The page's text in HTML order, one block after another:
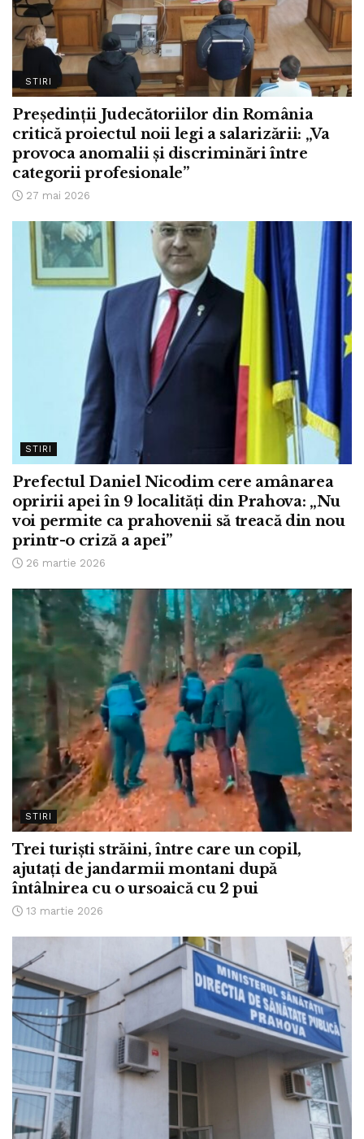
STIRI
Președinții Judecătoriilor din România
critică proiectul noii legi a salarizării: „Va
provoca anomalii și discriminări între
categorii profesionale”
27 mai 2026
STIRI
Prefectul Daniel Nicodim cere amânarea
opririi apei în 9 localități din Prahova: „Nu
voi permite ca prahovenii să treacă din nou
printr-o criză a apei”
26 martie 2026
STIRI
Trei turiști străini, între care un copil,
ajutați de jandarmii montani după
întâlnirea cu o ursoaică cu 2 pui
13 martie 2026